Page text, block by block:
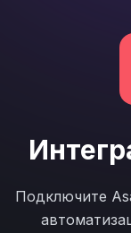
Подключите